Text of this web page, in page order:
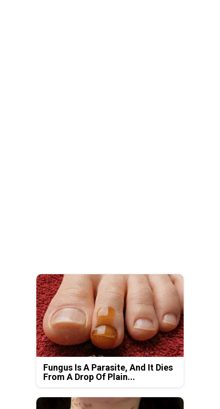
Fungus Is A Parasite, And It Dies
From A Drop Of Plain...